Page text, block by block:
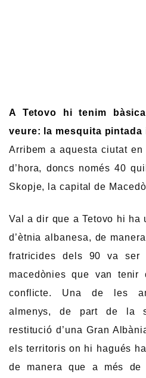
A Tetovo hi tenim
veure: la mesquita pintada
Arribem a aquesta ciutat
d’hora, doncs només 40
Skopje, la capital de
Val a dir que a Tetovo hi ha
d’ètnia albanesa, de
fratricides dels 90 va ser
macedònies que van tenir
conflicte. Una de les
almenys, de part de la
restitució d’una Gran
els territoris on hi hagués
de manera que a més de